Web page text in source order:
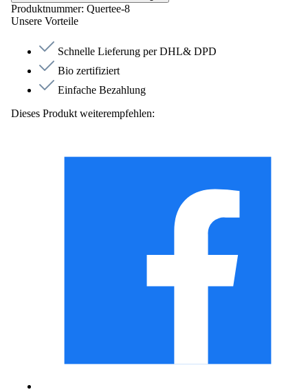
Produktnummer: Quertee-8
Unsere Vorteile
Schnelle Lieferung per DHL& DPD
Bio zertifiziert
Einfache Bezahlung
Dieses Produkt weiterempfehlen: